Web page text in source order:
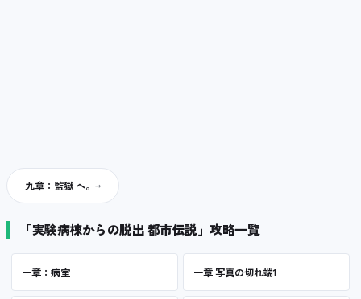
九章：監獄 へ。
「実験病棟からの脱出 都市伝説」攻略一覧
一章：病室 一章 写真の切れ端1